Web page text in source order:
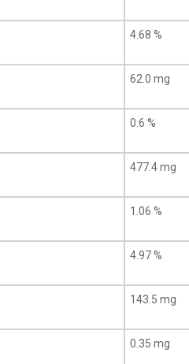
4.68 %
62.0 mg
0.6 %
477.4 mg
1.06 %
4.97 %
143.5 mg
0.35 mg